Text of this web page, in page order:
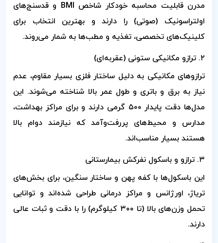
مدرن قابلیت محاسبه خودکار شاخص BMI و قدسنج‌های
اولتراسونیک (صوتی) را دارند و بهترین انتخاب برای
کلینیک‌های تخصصی، تغذیه و مطب‌ها به شمار می‌روند.
۲. ترازو مکانیکی ستونی (عقربه‌ای)
ترازوهای مکانیکی به دلیل ساختار فلزی بسیار مقاوم، عدم
نیاز به برق و باتری و طول عمر بالا شناخته می‌شوند. این
مدل‌ها دقت پایدار ۵۰۰ گرمی دارند و برای مراکز بهداشت،
مدارس و محیط‌های پررفت‌وآمد که نیازمند دوام بالا
هستند بسیار مناسب‌اند.
۳. ترازو و باسکول نفرکش بیمارستانی
این باسکول‌ها با کفه پهن و ساختار سنگین، برای بخش‌های
تریاژ، اورژانس و مراکز درمانی طراحی شده‌اند و توانایی
تحمل وزن‌های بالا (تا ۳۰۰ کیلوگرم) را با دقت و ثبات عالی
دارند.